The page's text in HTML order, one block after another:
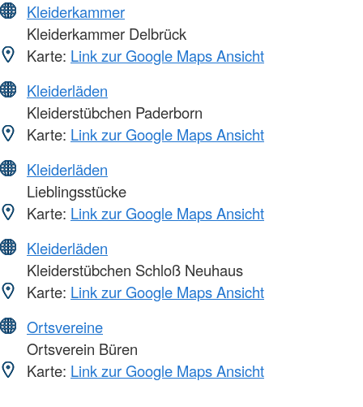
Kleiderkammer
Kleiderkammer Delbrück
Karte: Link zur Google Maps Ansicht
Kleiderläden
Kleiderstübchen Paderborn
Karte: Link zur Google Maps Ansicht
Kleiderläden
Lieblingsstücke
Karte: Link zur Google Maps Ansicht
Kleiderläden
Kleiderstübchen Schloß Neuhaus
Karte: Link zur Google Maps Ansicht
Ortsvereine
Ortsverein Büren
Karte: Link zur Google Maps Ansicht